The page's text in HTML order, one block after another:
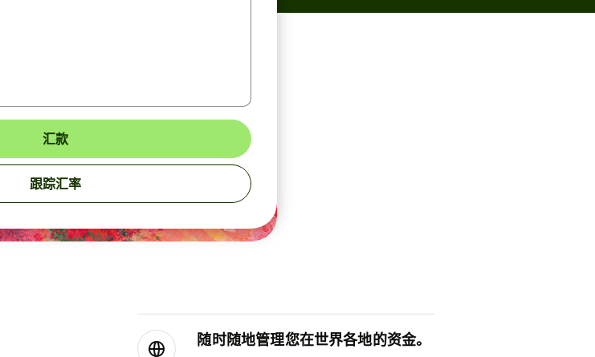
汇款
跟踪汇率
随时随地管理您在世界各地的资金。